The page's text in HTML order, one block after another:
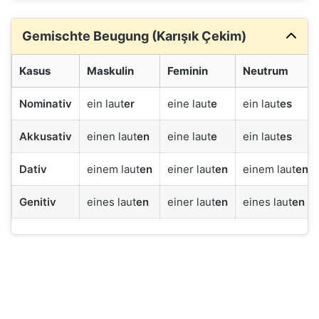
Gemischte Beugung (Karışık Çekim)
Kasus Maskulin Feminin Neutrum
Nominativ ein lauter eine laute ein lautes
Akkusativ einen lauten eine laute ein lautes
Dativ einem lauten einer lauten einem lauten
Genitiv eines lauten einer lauten eines lauten